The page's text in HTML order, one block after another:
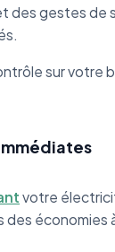
des gestes de
sur votre
votre
des économies